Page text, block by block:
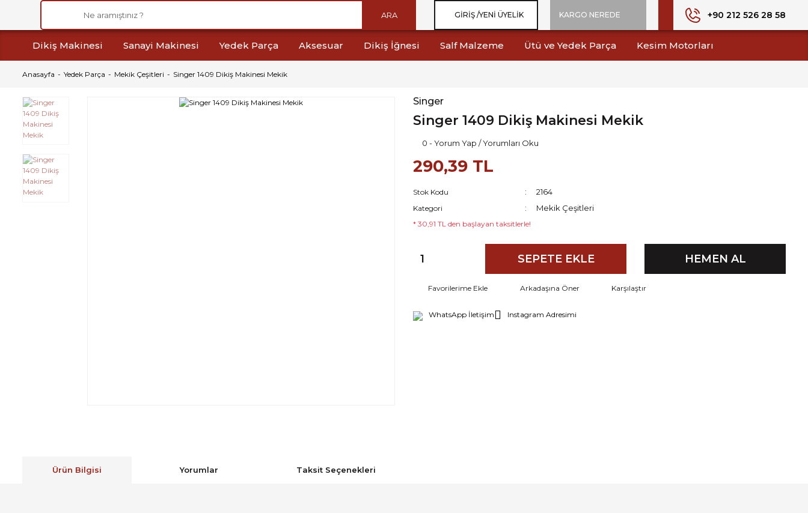
ARA GIRIŞ /YENI ÜYELIK KARGO NEREDE +90 212 526 28 58
Dikiş Makinesi Sanayi Makinesi Yedek Parça Aksesuar Dikiş İğnesi Salf Malzeme Ütü ve Yedek Parça Kesim Motorları
Anasayfa Yedek Parça Mekik Çeşitleri Singer 1409 Dikiş Makinesi Mekik
Singer
Singer 1409 Dikiş Makinesi Mekik
0 - Yorum Yap / Yorumları Oku
290,39 TL
Stok Kodu 2164
Kategori Mekik Çeşitleri
* 30,91 TL den başlayan taksitlerle!
SEPETE EKLE HEMEN AL
Arkadaşına Öner Karşılaştır
WhatsApp İletişim Instagram Adresimi
Ürün Bilgisi Yorumlar Taksit Seçenekleri